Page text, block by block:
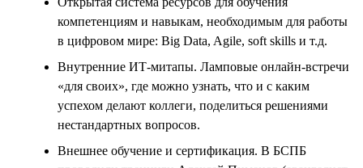
компетенциям и навыкам, необходимым для работы
в цифровом мире: Big Data, Agile, soft skills и т.д.
Внутренние ИТ-митапы. Ламповые онлайн-встречи
«для своих», где можно узнать, что и с каким
успехом делают коллеги, поделиться решениями
нестандартных вопросов.
Внешнее обучение и сертификация. В БСПБ